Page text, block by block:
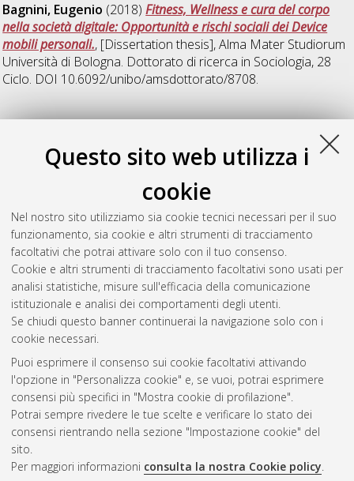
Questo sito web utilizza i
cookie
Nel nostro sito utilizziamo sia cookie tecnici necessari per il suo
funzionamento, sia cookie e altri strumenti di tracciamento
facoltativi che potrai attivare solo con il tuo consenso.
Cookie e altri strumenti di tracciamento facoltativi sono usati per
analisi statistiche, misure sull'efficacia della comunicazione
istituzionale e analisi dei comportamenti degli utenti.
Se chiudi questo banner continuerai la navigazione solo con i
cookie necessari.
Puoi esprimere il consenso sui cookie facoltativi attivando
l'opzione in "Personalizza cookie" e, se vuoi, potrai esprimere
consensi più specifici in "Mostra cookie di profilazione".
Potrai sempre rivedere le tue scelte e verificare lo stato dei
consensi rientrando nella sezione "Impostazione cookie" del
sito.
Per maggiori informazioni consulta la nostra Cookie policy.
Bagnini, Eugenio (2018)Fitness, Wellness e cura del corpo
nella società digitale: Opportunità e rischi sociali dei Device
mobili personali., [Dissertation thesis], Alma Mater Studiorum
Università di Bologna. Dottorato di ricerca in Sociologia, 28
Ciclo. DOI 10.6092/unibo/amsdottorato/8708.
2025
Capasso, Erika(2025)Il Futuro come Bene Comune.
L'amministrazione condivisa come modello di
codeterminazione trasformativa della societa. Il caso di
Bologna (Italia) e Bogotà (Colombia), [Dissertation thesis],
Alma Mater Studiorum Università di Bologna. Dottorato di
ricerca inSociologia e ricerca sociale, 36 Ciclo.
Questa lista e' stata generata ilFri Aug 7 20:45:01 2026 CEST
Atom
Rss 1.0
Rss 2.0
ISSN: 2038-7946